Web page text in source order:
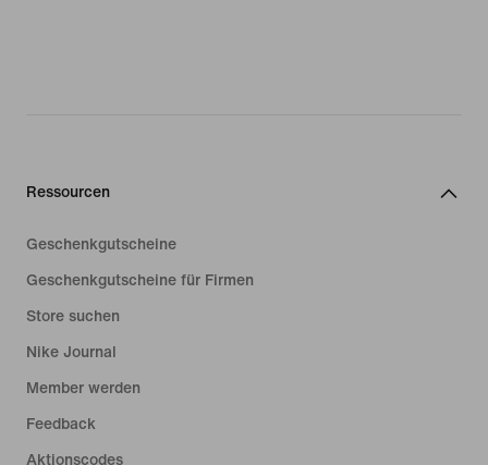
Ressourcen
Geschenkgutscheine
Geschenkgutscheine für Firmen
Store suchen
Nike Journal
Member werden
Feedback
Aktionscodes